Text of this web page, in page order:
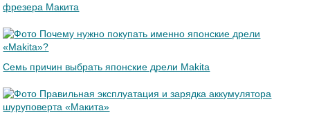
фрезера Макита
Семь причин выбрать японские дрели Makita